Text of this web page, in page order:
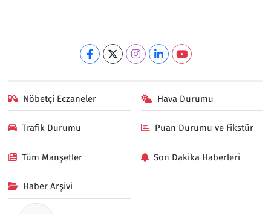
Nöbetçi Eczaneler Hava Durumu
Trafik Durumu Puan Durumu ve Fikstür
Tüm Manşetler Son Dakika Haberleri
Haber Arşivi